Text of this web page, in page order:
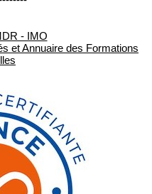
- IMO
et Annuaire des Formations